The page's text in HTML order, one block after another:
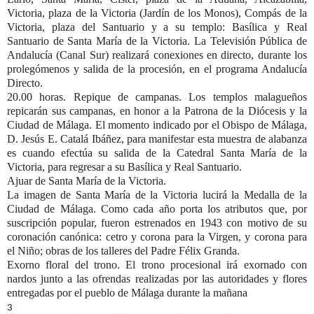
Victoria, plaza de la Victoria (Jardín de los Monos), Compás de la
Victoria, plaza del Santuario y a su templo: Basílica y Real
Santuario de Santa María de la Victoria. La Televisión Pública de
Andalucía (Canal Sur) realizará conexiones en directo, durante los
prolegómenos y salida de la procesión, en el programa Andalucía
Directo.
20.00 horas. Repique de campanas.Los templos malagueños
repicarán sus campanas, en honor a la Patrona de la Diócesis y la
Ciudad de Málaga. El momento indicado por el Obispo de Málaga,
D. Jesús E. Catalá Ibáñez, para manifestar esta muestra de alabanza
es cuando efectúa su salida de la Catedral Santa María de la
Victoria, para regresar a su Basílica y Real Santuario.
Ajuar de Santa María de la Victoria.
La imagen de Santa María de la Victoria lucirá la Medalla de la
Ciudad de Málaga. Como cada año porta los atributos que, por
suscripción popular, fueron estrenados en 1943 con motivo de su
coronación canónica: cetro y corona para la Virgen, y corona para
el Niño; obras de los talleres del Padre Félix Granda.
Exorno floral del trono.El trono procesional irá exornado con
nardos junto a las ofrendas realizadas por las autoridades y flores
entregadas por el pueblo de Málaga durante la mañana
3